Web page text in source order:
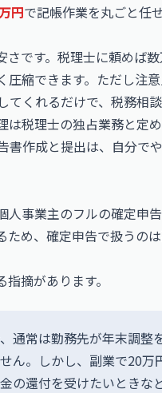
円で記帳作業を丸ごと任
です。税理士に頼めば
縮できます。ただし注
くれるだけで、税務相
税理士の独占業務と定
作成と提出は、自分で
事業主のフルの確定申
め、確定申告で扱うの
摘があります。
通常は勤務先が年末調整
ん。しかし、副業で20
の還付を受けたいときな